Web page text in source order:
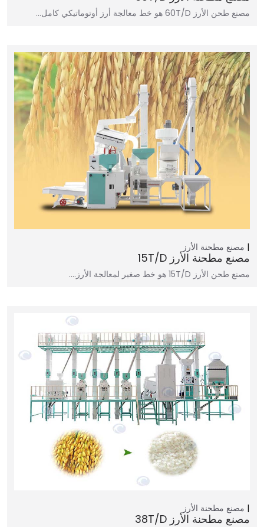
مصنع طحن الأرز 60T/D هو خط معالجة أرز أوتوماتيكي كامل…
مصنع مطحنة الأرز
مصنع مطحنة الأرز 15T/D
مصنع طحن الأرز 15T/D هو خط صغير لمعالجة الأرز.…
مصنع مطحنة الأرز
مصنع مطحنة الأرز 38T/D